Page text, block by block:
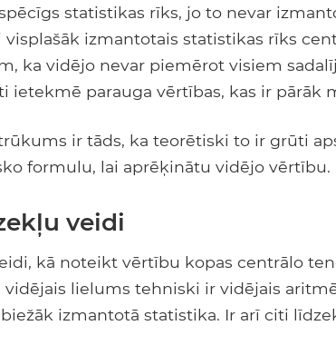
statistikas rīks, jo to nevar
visplašāk izmantotais statistikas rīks
ka vidējo nevar piemērot visiem
ietekmē parauga vērtības, kas ir pārāk
ir tāds, ka teorētiski to ir grūti
formulu, lai aprēķinātu vidējo vērtību.
veidi
kā noteikt vērtību kopas centrālo
vidējais lielums tehniski ir vidējais
izmantotā statistika. Ir arī citi